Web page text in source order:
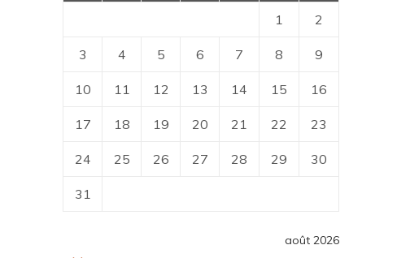
août 2026
1 2
3 4 5 6 7 8 9
10 11 12 13 14 15 16
17 18 19 20 21 22 23
24 25 26 27 28 29 30
31